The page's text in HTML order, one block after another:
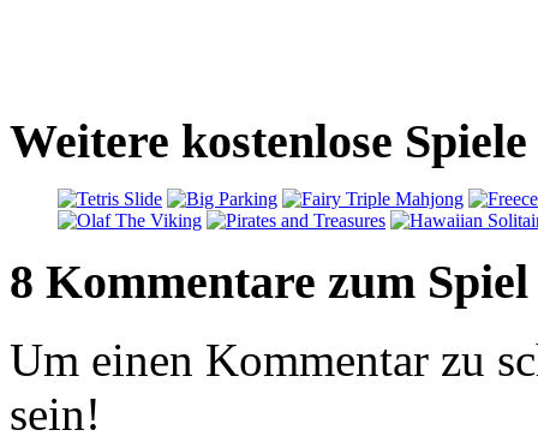
Weitere kostenlose
8 Kommentare zum Spiel
Um einen Kommentar zu
sein!